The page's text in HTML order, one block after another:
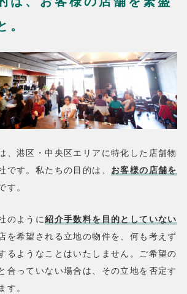
、港区・中央区エリアに特化した店舗物
です。私たちの目的は、 お客様の店舗を
す。
のように紹介手数料を目的としていない
を希望される立地の物件を、何も考えず
るようなことはいたしません。ご希望の
合っていない場合は、その立地を否定す
。